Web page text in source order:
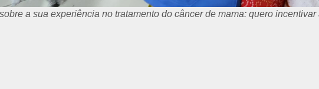
a sua experiência no tratamento do câncer de mama: quero